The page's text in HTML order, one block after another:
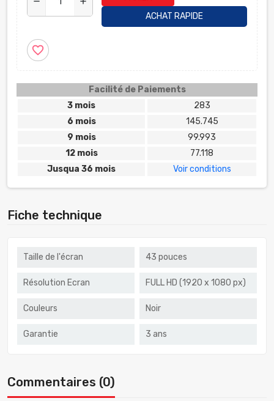
ACHAT RAPIDE
favorite_border
Facilité de Paiements
3 mois
283
6 mois
145.745
9 mois
99.993
12 mois
77.118
Jusqua 36 mois
Voir conditions
Fiche technique
Taille de l'écran 43 pouces
Résolution Ecran FULL HD (1920 x 1080 px)
Couleurs Noir
Garantie 3 ans
Commentaires (0)